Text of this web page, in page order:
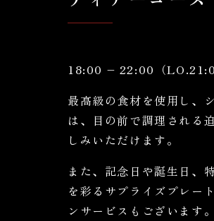
18:00 – 22:00（
最高級の食材を使用し、
は、目の前で調理される
しみいただけます。
また、記念日や誕生日、
を彩るサプライズプレー
ンサービスもございます